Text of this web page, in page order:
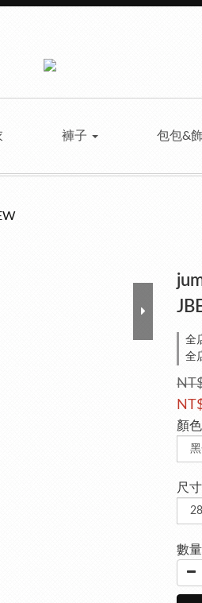
褲子 包包&
全
全
顏色
尺寸
數量